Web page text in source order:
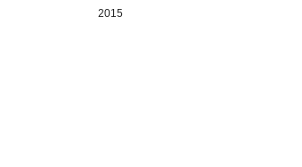
Post navigation
2015